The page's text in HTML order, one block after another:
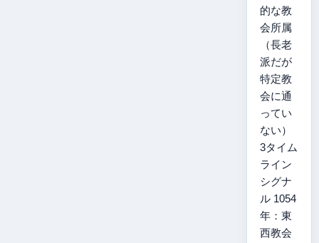
的な教
会所属
（長老
派だが
特定教
会に通
ってい
ない）
3タイム
ライン
シグナ
ル 1054
年：東
西教会